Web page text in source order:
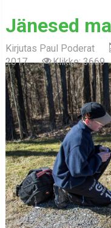
Jänesed
Kirjutas Paul Poderat
2017
Klikke: 3669